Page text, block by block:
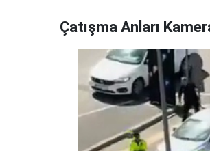
Çatışma Anları